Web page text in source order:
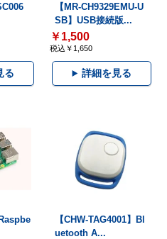
る
【MR-CH9329EMU-U
SB】USB接続版...
￥1,500
税込￥1,650
詳細を見る
【CHW-TAG4001】Bl
uetooth A...